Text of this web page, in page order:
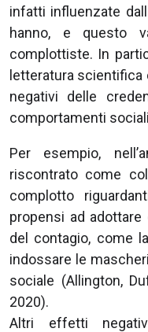
infatti influenzate
hanno, e questo
complottiste. In
letteratura
negativi delle
comportamenti
Per esempio,
riscontrato come
complotto
propensi ad
del contagio, come
indossare le
sociale (Allington,
2020).
Altri effetti